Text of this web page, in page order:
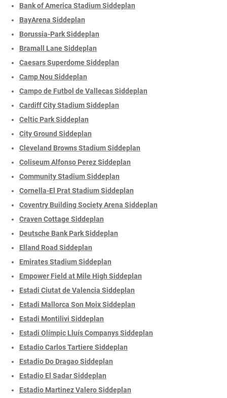
Bank of America Stadium Siddeplan
BayArena Siddeplan
Borussia-Park Siddeplan
Bramall Lane Siddeplan
Caesars Superdome Siddeplan
Camp Nou Siddeplan
Campo de Futbol de Vallecas Siddeplan
Cardiff City Stadium Siddeplan
Celtic Park Siddeplan
City Ground Siddeplan
Cleveland Browns Stadium Siddeplan
Coliseum Alfonso Perez Siddeplan
Community Stadium Siddeplan
Cornella-El Prat Stadium Siddeplan
Coventry Building Society Arena Siddeplan
Craven Cottage Siddeplan
Deutsche Bank Park Siddeplan
Elland Road Siddeplan
Emirates Stadium Siddeplan
Empower Field at Mile High Siddeplan
Estadi Ciutat de Valencia Siddeplan
Estadi Mallorca Son Moix Siddeplan
Estadi Montilivi Siddeplan
Estadi Olímpic Lluís Companys Siddeplan
Estadio Carlos Tartiere Siddeplan
Estadio Do Dragao Siddeplan
Estadio El Sadar Siddeplan
Estadio Martinez Valero Siddeplan